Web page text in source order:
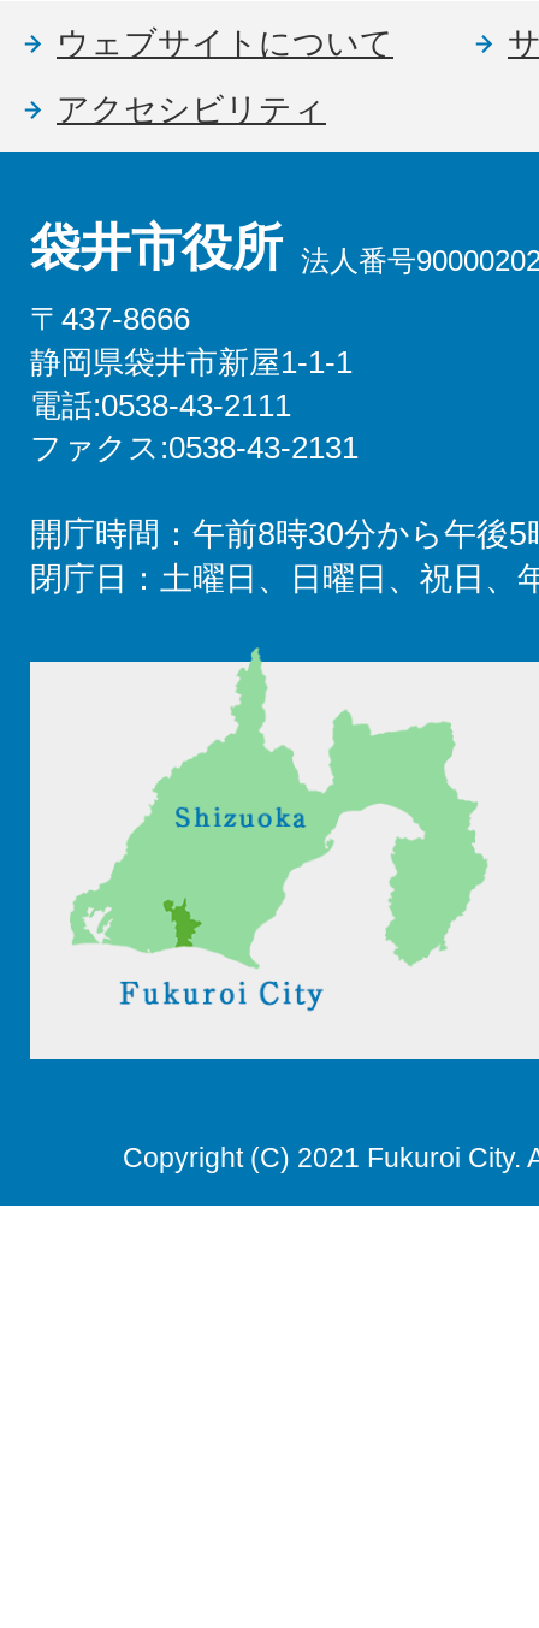
ウェブサイトについて
アクセシビリティ
袋井市役所 法人番号
〒437-8666
静岡県袋井市新屋1-1-1
電話:0538-43-2111
ファクス:0538-43-2131
開庁時間：午前8時30分から午後5
閉庁日：土曜日、日曜日、祝日、
Copyright (C) 2021 Fukuroi City.